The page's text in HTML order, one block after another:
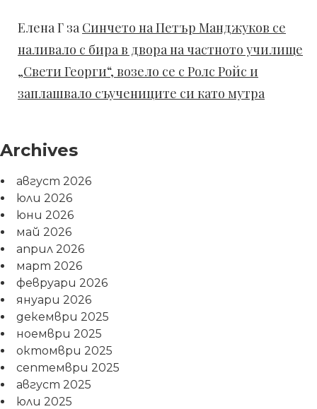
Елена Г за Синчето на Петър Манджуков се
наливало с бира в двора на частното училище
„Свети Георги“, возело се с Ролс Ройс и
заплашвало съучениците си като мутра
Archives
август 2026
юли 2026
юни 2026
май 2026
април 2026
март 2026
февруари 2026
януари 2026
декември 2025
ноември 2025
октомври 2025
септември 2025
август 2025
юли 2025